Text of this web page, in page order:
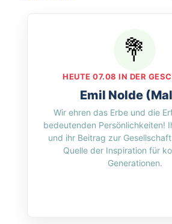
n
w
i
r
r
n
f
u
n
&
O
n
l
M
y
h
o
s
HEUTE 07.08 IN DER
Emil Nolde
Wir ehren das Erbe und die
bedeutenden Persönlichkeiten!
und ihr Beitrag zur
Quelle der Inspiration für
Generationen.